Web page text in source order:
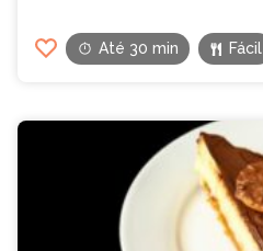
Até 30 min Fácil